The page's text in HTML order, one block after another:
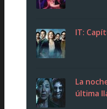
IT:
La
última